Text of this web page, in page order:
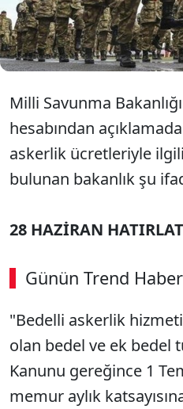
işlemlerini
Milli Savunma
hesabından
askerlik ücretleriyle
bulunan bakanlık şu
28 HAZİRAN
Günün Trend
00:02 / 09:08
"Bedelli askerlik
olan bedel ve ek bedel
Kanunu gereğince 1
memur aylık